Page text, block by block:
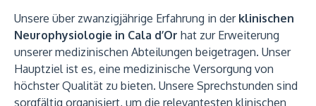
Unsere über zwanzigjährige Erfahrung in der klinischen
Neurophysiologie in Cala d’Or hat zur Erweiterung
unserer medizinischen Abteilungen beigetragen. Unser
Hauptziel ist es, eine medizinische Versorgung von
höchster Qualität zu bieten. Unsere Sprechstunden sind
sorgfältig organisiert, um die relevantesten klinischen